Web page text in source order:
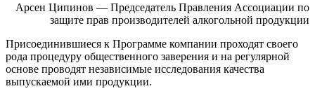
Арсен Ципинов — Председатель Правления Ассоциации по
защите прав производителей алкогольной продукции
Присоединившиеся к Программе компании проходят своего
рода процедуру общественного заверения и на регулярной
основе проводят независимые исследования качества
выпускаемой ими продукции.